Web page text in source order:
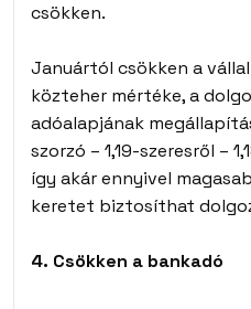
csökken.
Januártól csökken a
közteher mértéke, a
adóalapjának
szorzó – 1,19-szeresről –
így akár ennyivel
keretet biztosíthat
4. Csökken a bankadó